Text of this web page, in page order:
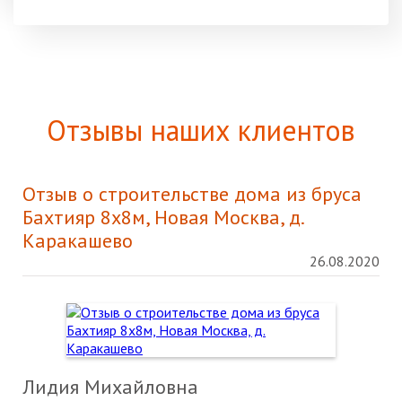
Отзывы наших клиентов
Отзыв о строительстве дома из бруса
Бахтияр 8х8м, Новая Москва, д.
Каракашево
26.08.2020
Лидия Михайловна